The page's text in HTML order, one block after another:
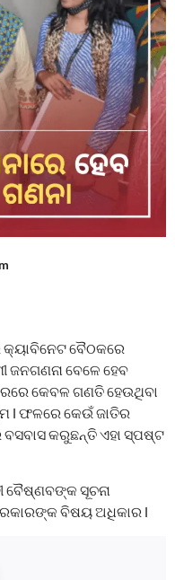
ବୈଠକରେ
ଜନଗଣନା ବେଳେ ହେବ
କେବଳ ଗଣତି ହେଉଥିବା
l ଫଳରେ କେଉଁ ଜାତିର
କରୁଛନ୍ତି ଏହା ସ୍ପଷ୍ଟ
ବୈଷ୍ଣବଙ୍କ ସୂଚନା
ବିଷୟ ଅଧିକାର l